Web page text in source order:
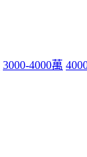
3000-4000萬